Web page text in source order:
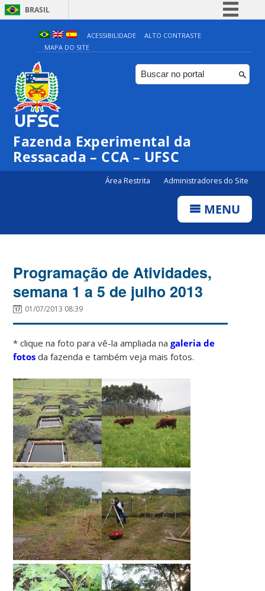
BRASIL
Simplifique!
Comunica BR
Participe
ACESSIBILIDADE
ALTO CONTRASTE
MAPA DO SITE
Fazenda Experimental da
Ressacada – CCA – UFSC
Área Restrita Administradores do Site
MENU
Programação de Atividades,
semana 1 a 5 de julho 2013
01/07/2013 08:39
* clique na foto para vê-la ampliada nagaleria de
fotos da fazenda e também veja mais fotos.